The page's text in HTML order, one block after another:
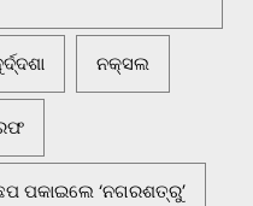
ନକ୍ସଲ
ପକାଇଲେ ‘ନଗରଶତ୍ରୁ’